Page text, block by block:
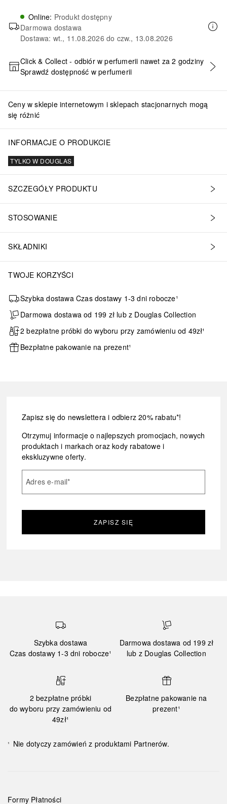
Online: Produkt dostępny
Darmowa dostawa
Dostawa: wt., 11.08.2026 do czw., 13.08.2026
DODAJ DO KOSZYKA
Click & Collect - odbiór w perfumerii nawet za 2 godziny
Sprawdź dostępność w perfumerii
Ceny w sklepie internetowym i sklepach stacjonarnych mogą
się różnić
INFORMACJE O PRODUKCIE
TYLKO W DOUGLAS
SZCZEGÓŁY PRODUKTU
STOSOWANIE
SKŁADNIKI
TWOJE KORZYŚCI
Szybka dostawa Czas dostawy 1-3 dni robocze¹
Darmowa dostawa od 199 zł lub z Douglas Collection
2 bezpłatne próbki do wyboru przy zamówieniu od 49zł¹
Bezpłatne pakowanie na prezent¹
Zapisz się do newslettera i odbierz 20% rabatu*!
Otrzymuj informacje o najlepszych promocjach, nowych
produktach i markach oraz kody rabatowe i
ekskluzywne oferty.
Adres e-mail*
ZAPISZ SIĘ
Szybka dostawa
Czas dostawy 1-3 dni robocze¹
Darmowa dostawa od 199 zł
lub z Douglas Collection
2 bezpłatne próbki
do wyboru przy zamówieniu od
49zł¹
Bezpłatne pakowanie na
prezent¹
¹ Nie dotyczy zamówień z produktami Partnerów.
Formy Płatności